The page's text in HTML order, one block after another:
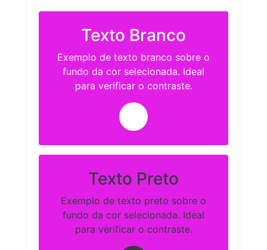
Texto Branco
Exemplo de texto branco sobre o
fundo da cor selecionada. Ideal
para verificar o contraste.
Texto Preto
Exemplo de texto preto sobre o
fundo da cor selecionada. Ideal
para verificar o contraste.